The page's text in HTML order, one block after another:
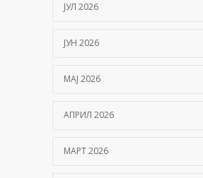
ЈУЛ 2026
ЈУН 2026
МАЈ 2026
АПРИЛ 2026
МАРТ 2026